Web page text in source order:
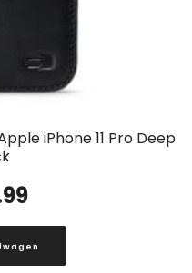
iPhone 11 Pro Deep